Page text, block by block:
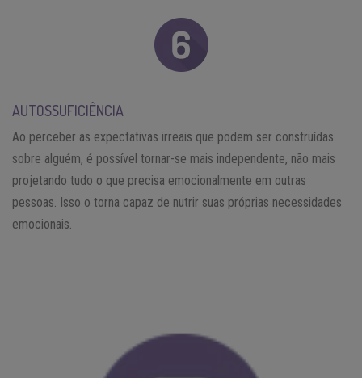
AUTOSSUFICIÊNCIA
Ao perceber as expectativas irreais que podem ser construídas
sobre alguém, é possível tornar-se mais independente, não mais
projetando tudo o que precisa emocionalmente em outras
pessoas. Isso o torna capaz de nutrir suas próprias necessidades
emocionais.